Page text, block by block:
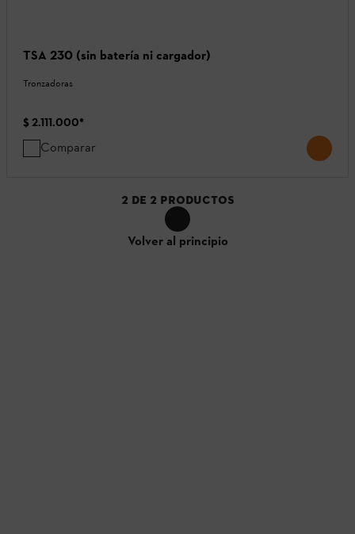
TSA 230 (sin batería ni cargador)
Tronzadoras
$ 2.111.000*
Comparar
2 DE 2 PRODUCTOS
Volver al principio